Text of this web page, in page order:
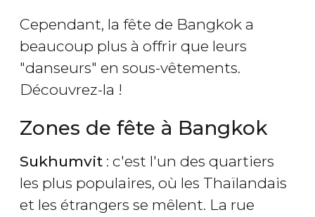
Cependant, la fête de Bangkok a
beaucoup plus à offrir que leurs
"danseurs" en sous-vêtements.
Découvrez-la !
Zones de fête à Bangkok
Sukhumvit : c'est l'un des quartiers
les plus populaires, où les Thaïlandais
et les étrangers se mêlent. La rue